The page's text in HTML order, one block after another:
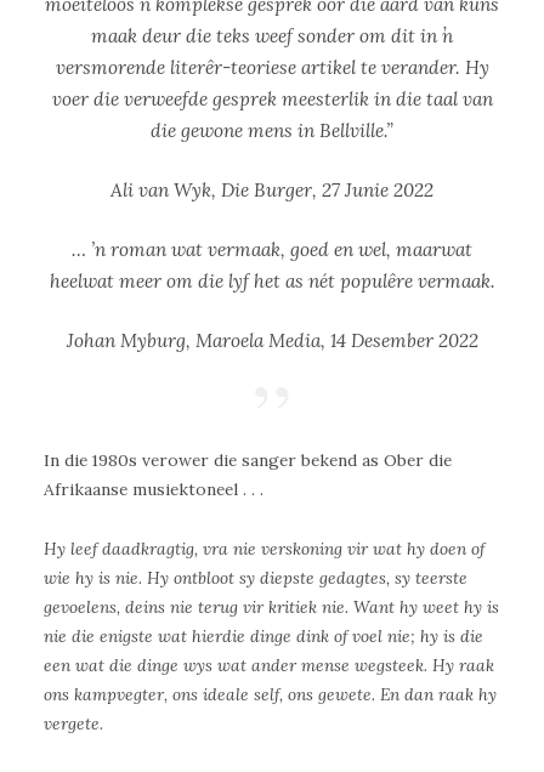
maak deur die teks weef sonder om dit in ŉ
versmorende literêr-teoriese artikel te verander. Hy
voer die verweefde gesprek meesterlik in die taal van
die gewone mens in Bellville.”
Ali van Wyk, Die Burger, 27 Junie 2022
… ’n roman wat vermaak, goed en wel, maarwat
heelwat meer om die lyf het as nét populêre vermaak.
Johan Myburg, Maroela Media, 14 Desember 2022
In die 1980s verower die sanger bekend as Ober die
Afrikaanse musiektoneel . . .
Hy leef daadkragtig, vra nie verskoning vir wat hy doen of
wie hy is nie. Hy ontbloot sy diepste gedagtes, sy teerste
gevoelens, deins nie terug vir kritiek nie. Want hy weet hy is
nie die enigste wat hierdie dinge dink of voel nie; hy is die
een wat die dinge wys wat ander mense wegsteek. Hy raak
ons kampvegter, ons ideale self, ons gewete. En dan raak hy
vergete.